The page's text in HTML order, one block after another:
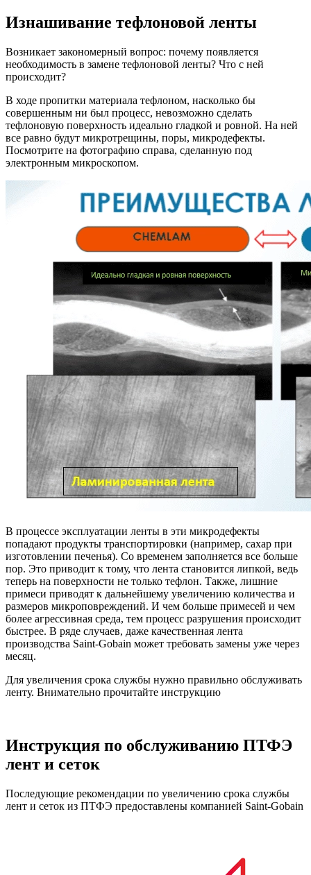
Изнашивание тефлоновой ленты
Возникает закономерный вопрос: почему появляется
необходимость в замене тефлоновой ленты? Что с ней
происходит?
В ходе пропитки материала тефлоном, насколько бы
совершенным ни был процесс, невозможно сделать
тефлоновую поверхность идеально гладкой и ровной. На ней
все равно будут микротрещины, поры, микродефекты.
Посмотрите на фотографию справа, сделанную под
электронным микроскопом.
В процессе эксплуатации ленты в эти микродефекты
попадают продукты транспортировки (например, сахар при
изготовлении печенья). Со временем заполняется все больше
пор. Это приводит к тому, что лента становится липкой, ведь
теперь на поверхности не только тефлон. Также, лишние
примеси приводят к дальнейшему увеличению количества и
размеров микроповреждений. И чем больше примесей и чем
более агрессивная среда, тем процесс разрушения происходит
быстрее. В ряде случаев, даже качественная лента
производства Saint-Gobain может требовать замены уже через
месяц.
Для увеличения срока службы нужно правильно обслуживать
ленту. Внимательно прочитайте инструкцию
Инструкция по обслуживанию ПТФЭ
лент и сеток
Последующие рекомендации по увеличению срока службы
лент и сеток из ПТФЭ предоставлены компанией Saint-Gobain